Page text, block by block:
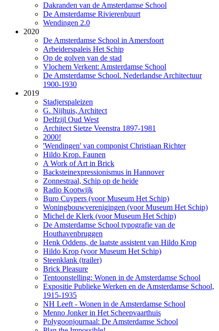
Dakranden van de Amsterdamse School
De Amsterdamse Rivierenbuurt
Wendingen 2.0
2020
De Amsterdamse School in Amersfoort
Arbeiderspaleis Het Schip
Op de golven van de stad
Vlochem Verkent: Amsterdamse School
De Amsterdamse School. Nederlandse Architectuur
1900-1930
2019
Stadjerspaleizen
G. Nijhuis, Architect
Delfzijl Oud West
Architect Sietze Veenstra 1897-1981
2000!
'Wendingen' van componist Christiaan Richter
Hildo Krop. Faunen
A Work of Art in Brick
Backsteinexpressionismus in Hannover
Zonnestraal, Schip op de heide
Radio Kootwijk
Buro Cuypers (voor Museum Het Schip)
Woningbouwverenigingen (voor Museum Het Schip)
Michel de Klerk (voor Museum Het Schip)
De Amsterdamse School typografie van de
Houthavenbruggen
Henk Oddens, de laatste assistent van Hildo Krop
Hildo Krop (voor Museum Het Schip)
Steenklank (trailer)
Brick Pleasure
Tentoonstelling: Wonen in de Amsterdamse School
Expositie Publieke Werken en de Amsterdamse School,
1915-1935
NH Leeft - Wonen in de Amsterdamse School
Menno Jonker in Het Scheepvaarthuis
Polygoonjournaal: De Amsterdamse School